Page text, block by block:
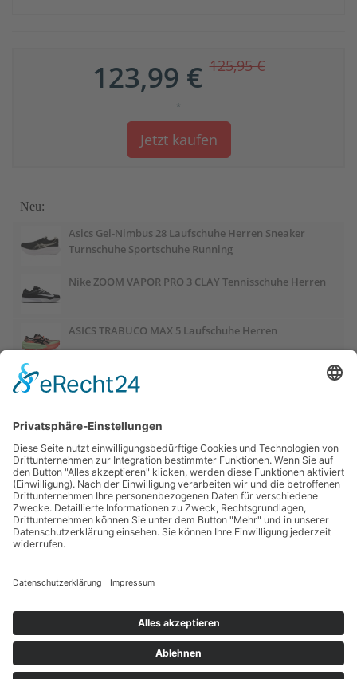
123,99 €125,95 €
*
Jetzt kaufen
Neu:
Asics Gel-Nimbus 28 Laufschuhe Herren Sneaker
Turnschuhe Sportschuhe Running
Nike ZOOM VAPOR PRO 3 CLAY Tennisschuhe Herren
ASICS TRABUCO MAX 5 Laufschuhe Herren
ASICS GEL-PULSE 17 Laufschuhe Damen
Salomon OUTCHILL Winterschuhe Damen
ASICS GEL-CUMULUS 28 Laufschuhe Damen
Trailrunnersdog